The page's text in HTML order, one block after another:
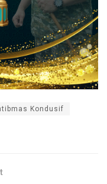
Kondusif